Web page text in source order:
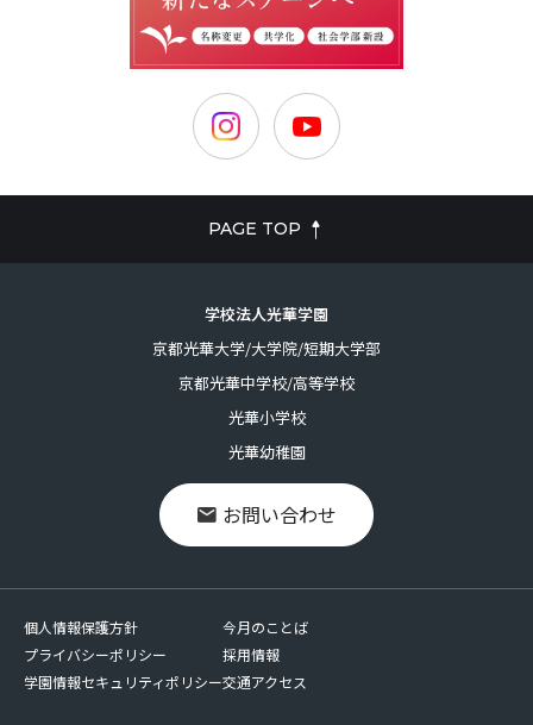
PAGE TOP
学校法人光華学園
京都光華大学/大学院/短期大学部
京都光華中学校/高等学校
光華小学校
光華幼稚園
お問い合わせ
個人情報保護方針
プライバシーポリシー
学園情報セキュリティポリシー
今月のことば
採用情報
交通アクセス